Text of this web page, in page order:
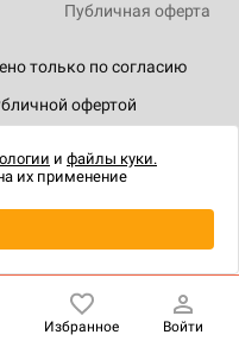
только по согласию
офертой
Публичная оферта
Избранное Войти
и файлы куки.
их применение